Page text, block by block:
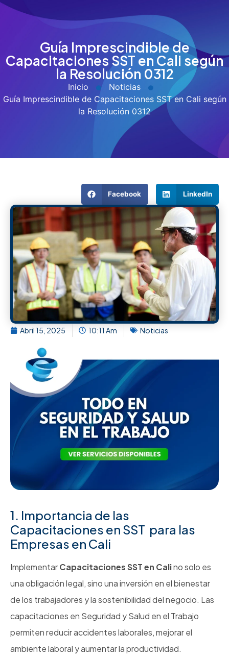
Guía Imprescindible de
Capacitaciones SST en Cali según
la Resolución 0312
Inicio
Noticias
Guía Imprescindible de Capacitaciones SST en Cali según
la Resolución 0312
Facebook LinkedIn
Abril 15, 2025 10:11 Am Noticias
1. Importancia de las
Capacitaciones en SST para las
Empresas en Cali
ImplementarCapacitaciones SST en Calino solo es
una obligación legal, sino una inversión en el bienestar
de los trabajadores y la sostenibilidad del negocio. Las
capacitaciones en Seguridad y Salud en el Trabajo
permiten reducir accidentes laborales, mejorar el
ambiente laboral y aumentar la productividad.